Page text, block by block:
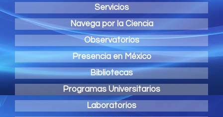
Servicios
Navega por la Ciencia
Observatorios
Presencia en México
Bibliotecas
Programas Universitarios
Laboratorios